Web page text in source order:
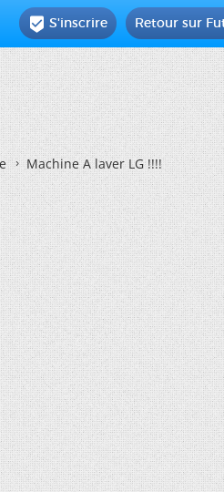
Retour sur
 S'inscrire
Machine A laver LG !!!!